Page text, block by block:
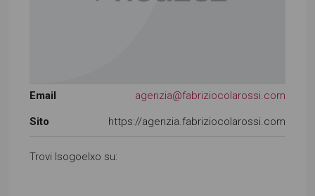
Email agenzia@fabriziocolarossi.com
Sito https://agenzia.fabriziocolarossi.com
Trovi lsogoelxo su: